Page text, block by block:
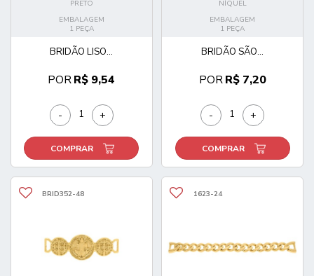
PRETO
EMBALAGEM
1 PEÇA
BRIDÃO LISO...
PORR$ 9,54
- +
COMPRAR
NÍQUEL
EMBALAGEM
1 PEÇA
BRIDÃO SÃO...
PORR$ 7,20
- +
COMPRAR
BRID352-48 1623-24